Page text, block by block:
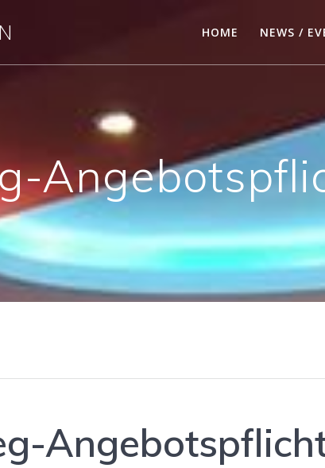
HOME NEWS /